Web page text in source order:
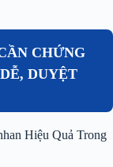
CHỨNG
DUYỆT
Hiệu Quả Trong